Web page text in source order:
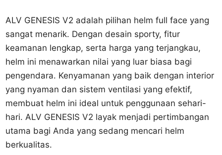
ALV GENESIS V2 adalah pilihan helm full face yang
sangat menarik. Dengan desain sporty, fitur
keamanan lengkap, serta harga yang terjangkau,
helm ini menawarkan nilai yang luar biasa bagi
pengendara. Kenyamanan yang baik dengan interior
yang nyaman dan sistem ventilasi yang efektif,
membuat helm ini ideal untuk penggunaan sehari-
hari. ALV GENESIS V2 layak menjadi pertimbangan
utama bagi Anda yang sedang mencari helm
berkualitas.